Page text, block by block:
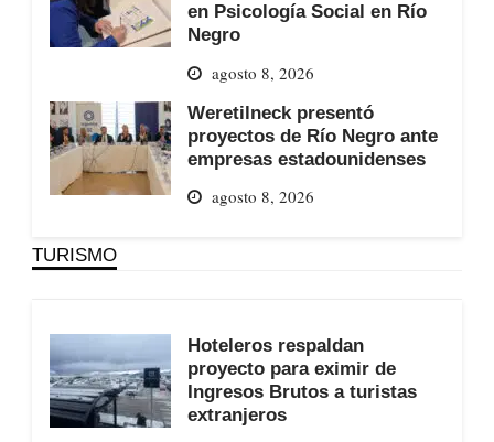
en Psicología Social en Río
Negro
agosto 8, 2026
Weretilneck presentó
proyectos de Río Negro ante
empresas estadounidenses
agosto 8, 2026
TURISMO
Hoteleros respaldan
proyecto para eximir de
Ingresos Brutos a turistas
extranjeros